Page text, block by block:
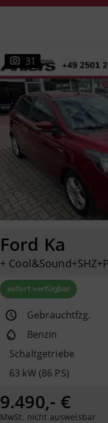
31
Ford Ka
sofort verfügbar
Gebrauchtfzg.
Benzin
Schaltgetriebe
63 kW (86 PS)
9.490,- €
MwSt. nicht ausweisbar